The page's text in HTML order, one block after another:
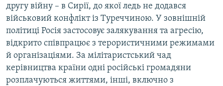
другу війну – в Сирії, до якої ледь не додався
військовий конфлікт із Туреччиною. У зовнішній
політиці Росія застосовує залякування та агресію,
відкрито співпрацює з терористичними режимами
й організаціями. За мілітаристський чад
керівництва країни одні російські громадяни
розплачуються життями, інші, включно з